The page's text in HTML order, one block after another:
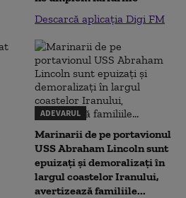
Descarcă aplicația Digi FM
ADEVARUL
Marinarii de pe portavionul
USS Abraham Lincoln sunt
epuizați și demoralizați în
largul coastelor Iranului,
avertizează familiile...